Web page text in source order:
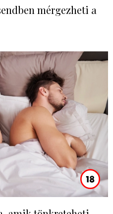
mérgezheti a